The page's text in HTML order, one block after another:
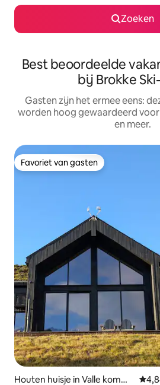
Zoeken
Best beoordeelde
bij Brokke
Gasten zijn het ermee eens:
worden hoog gewaardeerd
en meer.
Favoriet van gasten
Favoriet van gasten
Houten huisje in Valle kommu